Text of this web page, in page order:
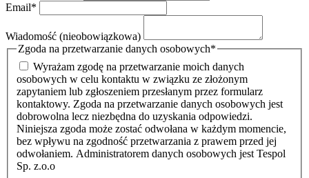
Email*
Wiadomość (nieobowiązkowa)
Zgoda na przetwarzanie danych osobowych*
Wyrażam zgodę na przetwarzanie moich danych
osobowych w celu kontaktu w związku ze złożonym
zapytaniem lub zgłoszeniem przesłanym przez formularz
kontaktowy. Zgoda na przetwarzanie danych osobowych jest
dobrowolna lecz niezbędna do uzyskania odpowiedzi.
Niniejsza zgoda może zostać odwołana w każdym momencie,
bez wpływu na zgodność przetwarzania z prawem przed jej
odwołaniem. Administratorem danych osobowych jest Tespol
Sp. z.o.o